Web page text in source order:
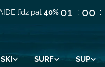
līdz pat40% 01 00
SURF SUP